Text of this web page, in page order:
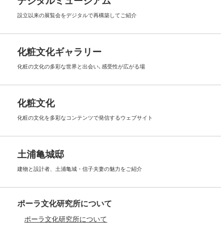
設立以来の展覧会をデジタルで再構築してご紹介
化粧文化ギャラリー
化粧の文化の多彩な世界と出会い､ 感受性が広がる場
化粧文化
化粧の文化を多彩なコンテンツで発信するウェブサイト
土浦亀城邸
建物と設計者、土浦亀城・信子夫妻の魅力をご紹介
ポーラ文化研究所について
ポーラ文化研究所について